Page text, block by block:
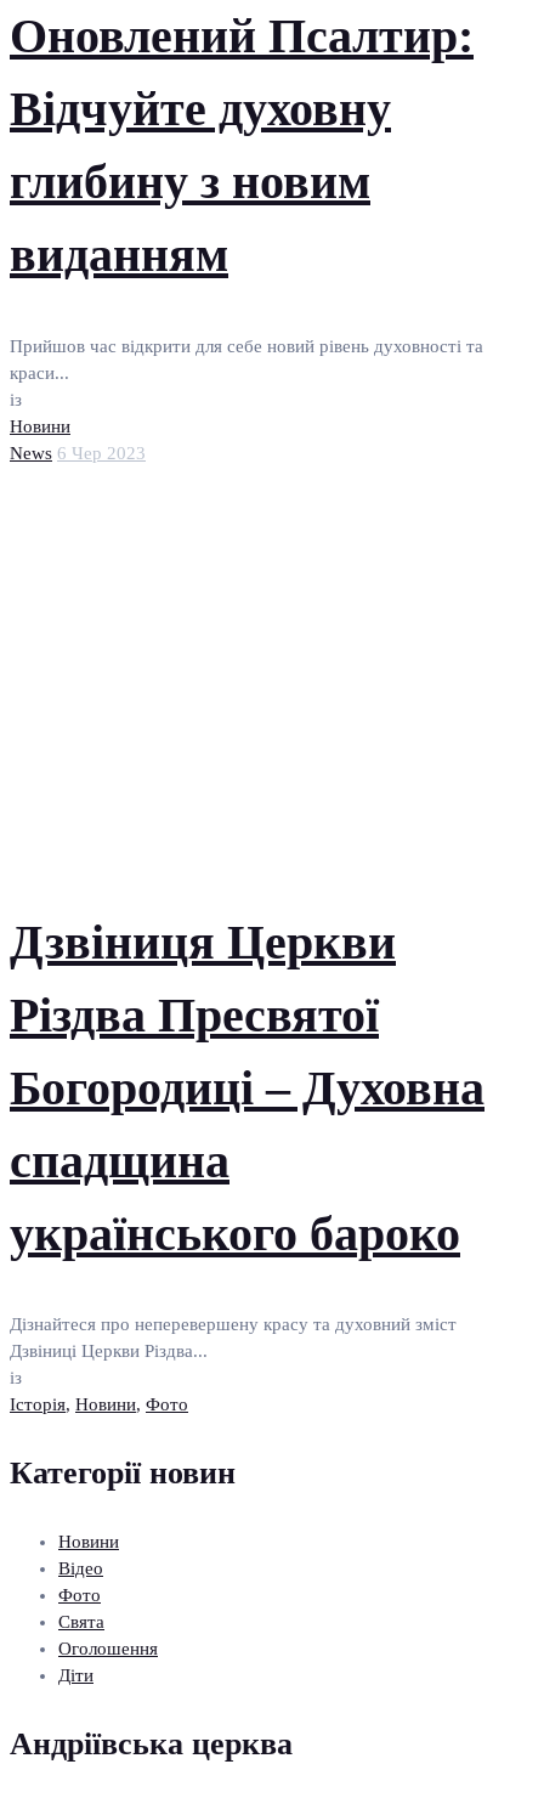
Оновлений Псалтир:
Відчуйте духовну
глибину з новим
виданням
Прийшов час відкрити для себе новий рівень духовності та
краси...
із
Новини
News 6 Чер 2023
Дзвіниця Церкви
Різдва Пресвятої
Богородиці – Духовна
спадщина
українського бароко
Дізнайтеся про неперевершену красу та духовний зміст
Дзвіниці Церкви Різдва...
із
Історія, Новини, Фото
Категорії новин
Новини
Відео
Фото
Свята
Оголошення
Діти
Андріївська церква